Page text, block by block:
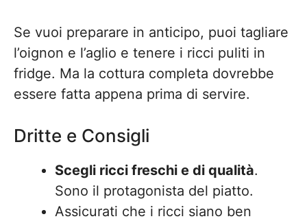
Se vuoi preparare in anticipo, puoi tagliare
l’oignon e l’aglio e tenere i ricci puliti in
fridge. Ma la cottura completa dovrebbe
essere fatta appena prima di servire.
Dritte e Consigli
Scegli ricci freschi e di qualità.
Sono il protagonista del piatto.
Assicurati che i ricci siano ben